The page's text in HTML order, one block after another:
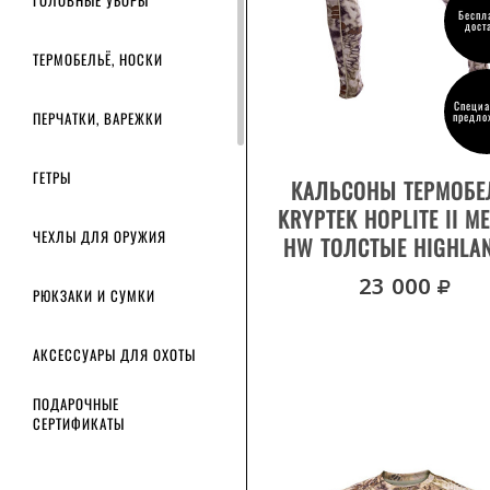
ТЕРМОБЕЛЬЁ, НОСКИ
ПЕРЧАТКИ, ВАРЕЖКИ
ГЕТРЫ
ЧЕХЛЫ ДЛЯ ОРУЖИЯ
РЮКЗАКИ И СУМКИ
АКСЕССУАРЫ ДЛЯ ОХОТЫ
ПОДАРОЧНЫЕ
СЕРТИФИКАТЫ
2XL
M
XL
КАЛЬСОНЫ
KRYPTEK HOPLITE II
HW ТОЛСТЫЕ
23 000